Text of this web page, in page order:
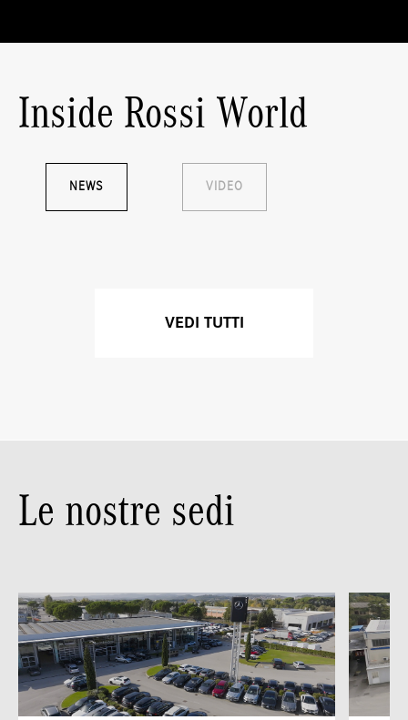
Inside Rossi World
NEWS VIDEO
VEDI TUTTI
Le nostre sedi